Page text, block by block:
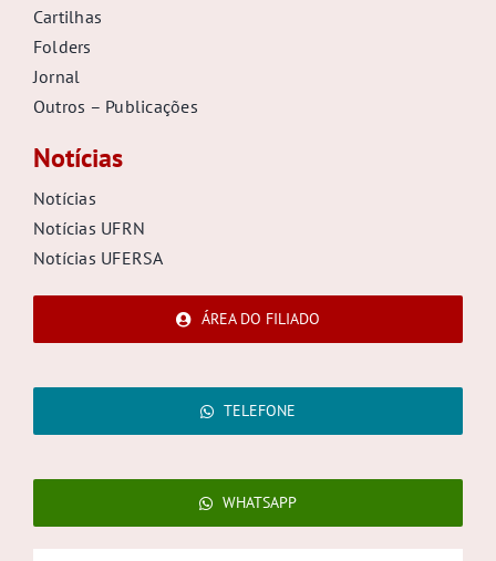
Cartilhas
Folders
Jornal
Outros – Publicações
Notícias
Notícias
Notícias UFRN
Notícias UFERSA
ÁREA DO FILIADO
TELEFONE
WHATSAPP